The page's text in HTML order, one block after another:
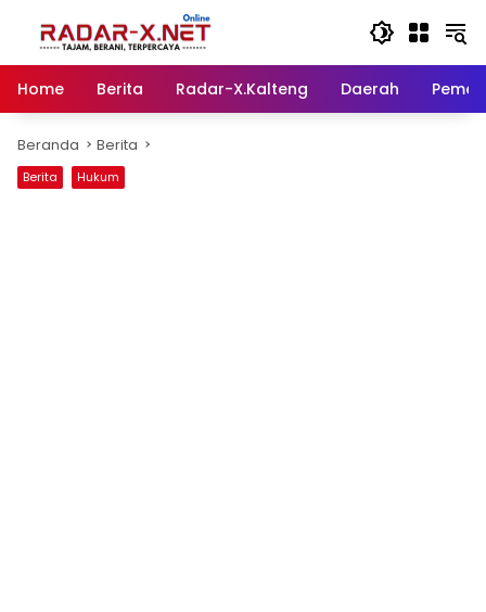
konten
Home
Berita Radar-X.Kalteng Daerah
Beranda Berita
Berita Hukum